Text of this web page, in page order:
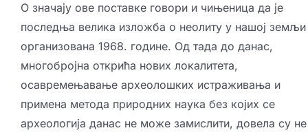
О значају ове поставке говори и чињеница да је
последња велика изложба о неолиту у нашој земљи
организована 1968. године. Од тада до данас,
многобројна открића нових локалитета,
осавремењавање археолошких истраживања и
примена метода природних наука без којих се
археологија данас не може замислити, довела су не